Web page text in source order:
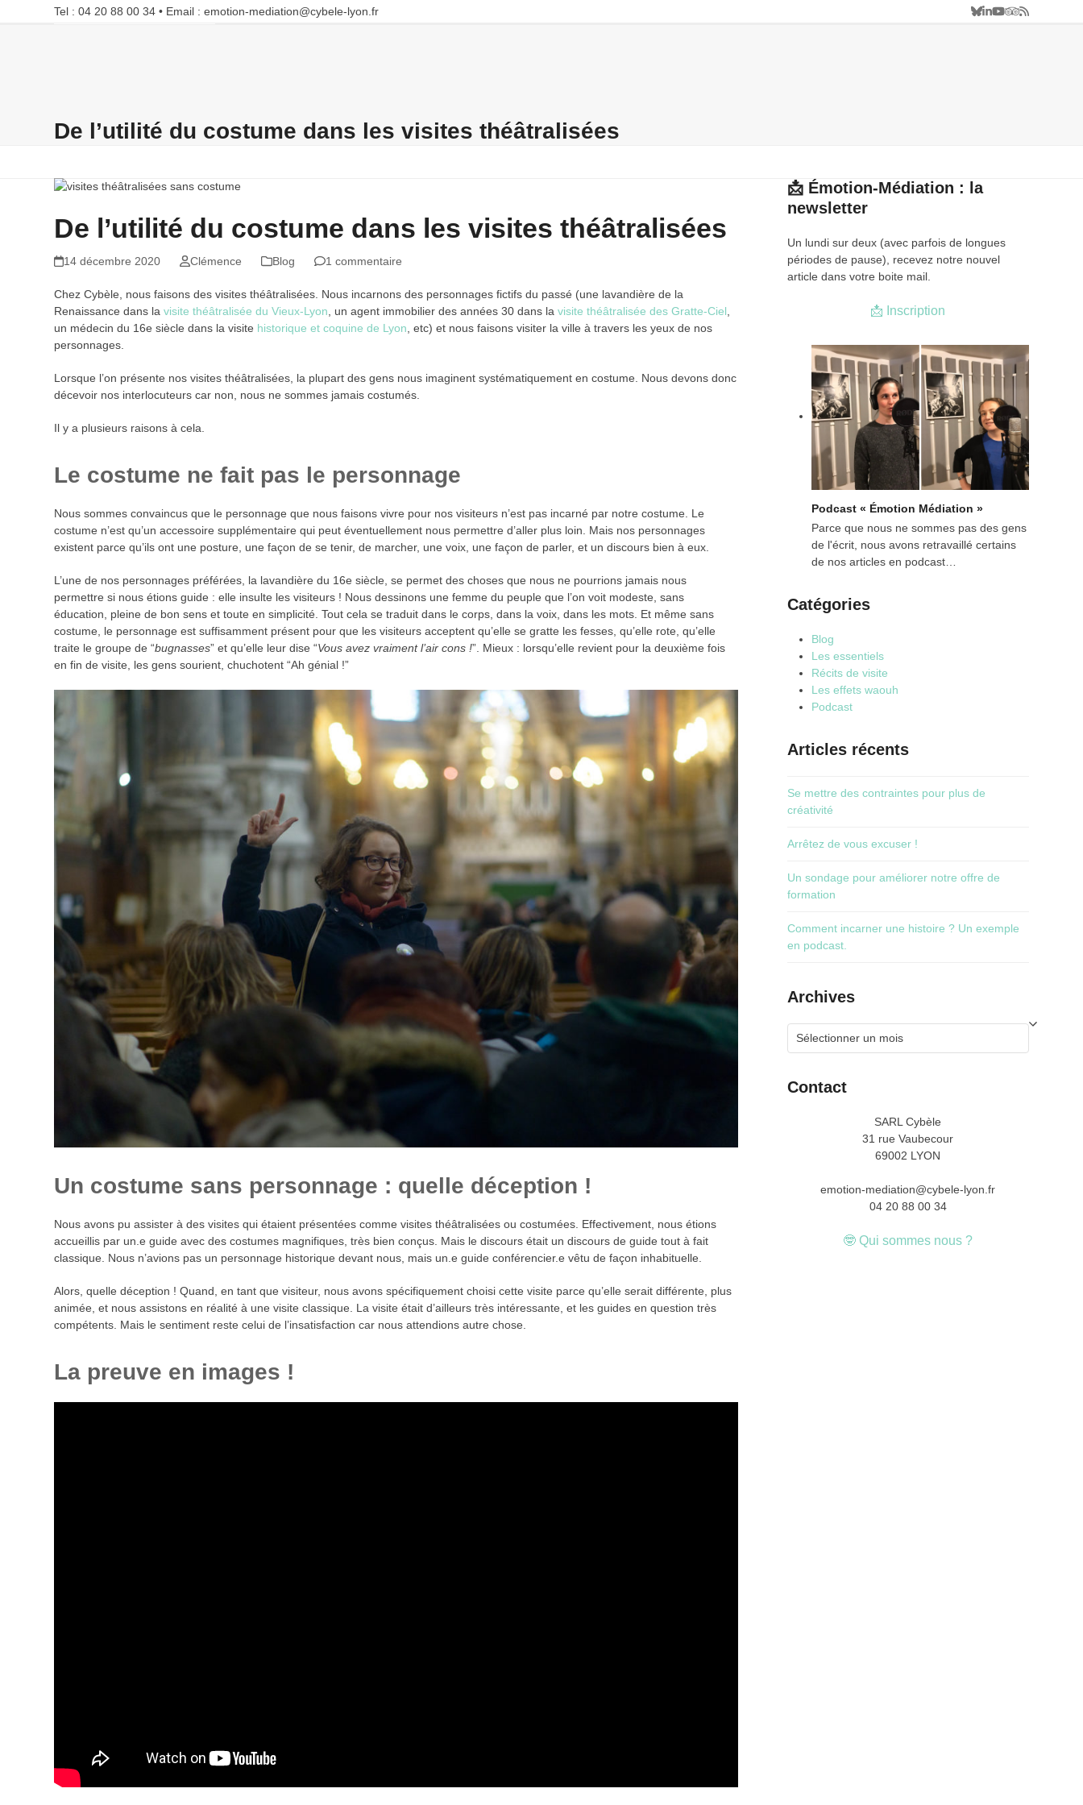
Tel : 04 20 88 00 34 • Email : emotion-mediation@cybele-lyon.fr Bluesky
LinkedIn
YouTube
Tripadvisor
RSS
De l’utilité du costume dans les visites théâtralisées
De l’utilité du costume dans les visites théâtralisées
14 décembre 2020 Clémence Blog 1 commentaire
Chez Cybèle, nous faisons des visites théâtralisées. Nous incarnons des personnages fictifs du passé (une lavandière de la
Renaissance dans lavisite théâtralisée du Vieux-Lyon, un agent immobilier des années 30 dans lavisite théâtralisée des Gratte-Ciel,
un médecin du 16e siècle dans la visite historique et coquine de Lyon, etc) et nous faisons visiter la ville à travers les yeux de nos
personnages.
Lorsque l’on présente nos visites théâtralisées, la plupart des gens nous imaginent systématiquement en costume. Nous devons donc
décevoir nos interlocuteurs car non, nous ne sommes jamais costumés.
Il y a plusieurs raisons à cela.
Le costume ne fait pas le personnage
Nous sommes convaincus que le personnage que nous faisons vivre pour nos visiteurs n’est pas incarné par notre costume. Le
costume n’est qu’un accessoire supplémentaire qui peut éventuellement nous permettre d’aller plus loin. Mais nos personnages
existent parce qu’ils ont une posture, une façon de se tenir, de marcher, une voix, une façon de parler, et un discours bien à eux.
L’une de nos personnages préférées, la lavandière du 16e siècle, se permet des choses que nous ne pourrions jamais nous
permettre si nous étions guide : elle insulte les visiteurs ! Nous dessinons une femme du peuple que l’on voit modeste, sans
éducation, pleine de bon sens et toute en simplicité. Tout cela se traduit dans le corps, dans la voix, dans les mots. Et même sans
costume, le personnage est suffisamment présent pour que les visiteurs acceptent qu’elle se gratte les fesses, qu’elle rote, qu’elle
traite le groupe de “bugnasses” et qu’elle leur dise “Vous avez vraiment l’air cons !”. Mieux : lorsqu’elle revient pour la deuxième fois
en fin de visite, les gens sourient, chuchotent “Ah génial !”
Un costume sans personnage : quelle déception !
Nous avons pu assister à des visites qui étaient présentées comme visites théâtralisées ou costumées. Effectivement, nous étions
accueillis par un.e guide avec des costumes magnifiques, très bien conçus. Mais le discours était un discours de guide tout à fait
classique. Nous n’avions pas un personnage historique devant nous, mais un.e guide conférencier.e vêtu de façon inhabituelle.
Alors, quelle déception ! Quand, en tant que visiteur, nous avons spécifiquement choisi cette visite parce qu’elle serait différente, plus
animée, et nous assistons en réalité à une visite classique. La visite était d’ailleurs très intéressante, et les guides en question très
compétents. Mais le sentiment reste celui de l’insatisfaction car nous attendions autre chose.
La preuve en images !
📩 Émotion-Médiation : la
newsletter
Un lundi sur deux (avec parfois de longues
périodes de pause), recevez notre nouvel
article dans votre boite mail.
📩 Inscription
Podcast « Émotion Médiation »
Parce que nous ne sommes pas des gens
de l'écrit, nous avons retravaillé certains
de nos articles en podcast…
Catégories
Blog
Les essentiels
Récits de visite
Les effets waouh
Podcast
Articles récents
Se mettre des contraintes pour plus de
créativité
Arrêtez de vous excuser !
Un sondage pour améliorer notre offre de
formation
Comment incarner une histoire ? Un exemple
en podcast.
Archives
Contact
SARL Cybèle
31 rue Vaubecour
69002 LYON
emotion-mediation@cybele-lyon.fr
04 20 88 00 34
🤓 Qui sommes nous ?